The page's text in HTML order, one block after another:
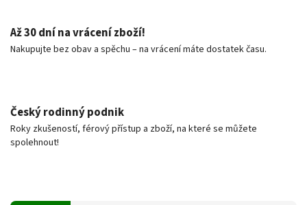
Až 30 dní na vrácení zboží!
Nakupujte bez obav a spěchu – na vrácení máte dostatek času.
Český rodinný podnik
Roky zkušeností, férový přístup a zboží, na které se můžete
spolehnout!